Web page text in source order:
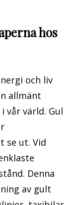
hos
och liv
allmänt
vår värld. Gul
se ut. Vid
Denna
av gult